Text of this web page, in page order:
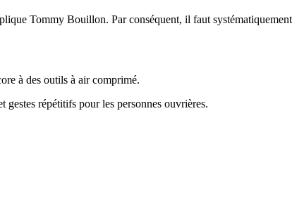
Tommy Bouillon. Par conséquent, il faut systématiquement
à des outils à air comprimé.
gestes répétitifs pour les personnes ouvrières.